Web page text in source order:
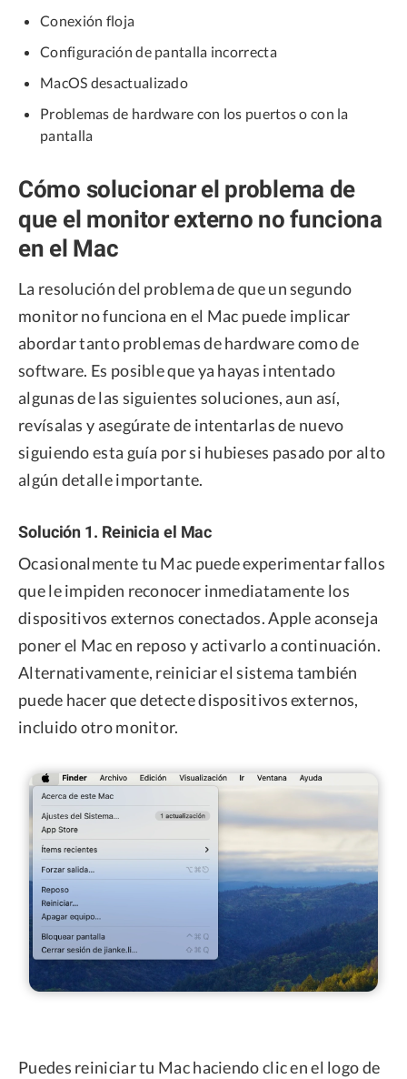
Conexión floja
Configuración de pantalla incorrecta
MacOS desactualizado
Problemas de hardware con los puertos o con la
pantalla
Cómo solucionar el problema de
que el monitor externo no funciona
en el Mac
La resolución del problema de que un segundo
monitor no funciona en el Mac puede implicar
abordar tanto problemas de hardware como de
software. Es posible que ya hayas intentado
algunas de las siguientes soluciones, aun así,
revísalas y asegúrate de intentarlas de nuevo
siguiendo esta guía por si hubieses pasado por alto
algún detalle importante.
Solución 1. Reinicia el Mac
Ocasionalmente tu Mac puede experimentar fallos
que le impiden reconocer inmediatamente los
dispositivos externos conectados. Apple aconseja
poner el Mac en reposo y activarlo a continuación.
Alternativamente, reiniciar el sistema también
puede hacer que detecte dispositivos externos,
incluido otro monitor.
Puedes reiniciar tu Mac haciendo clic en el logo de